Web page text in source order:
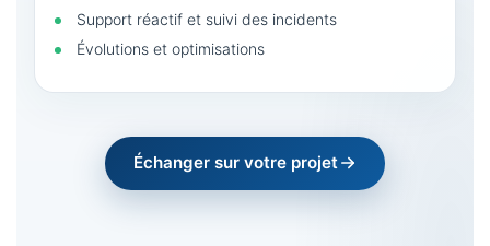
Support réactif et suivi des incidents
Évolutions et optimisations
Échanger sur votre projet